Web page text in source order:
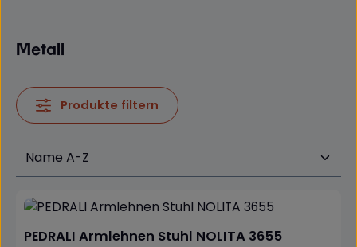
Metall
Produkte filtern
PEDRALI Armlehnen Stuhl NOLITA 3655